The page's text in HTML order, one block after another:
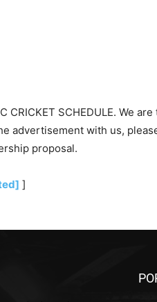
CRICKET SCHEDULE. We
advertisement with us,
proposal.
]